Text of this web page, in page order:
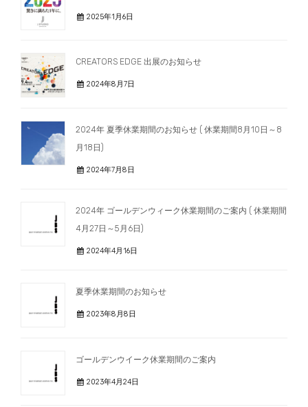
2025年1月6日
CREATORS EDGE 出展のお知らせ
2024年8月7日
2024年 夏季休業期間のお知らせ ( 休業期間8月10日～8
月18日)
2024年7月8日
2024年 ゴールデンウィーク休業期間のご案内 ( 休業期間
4月27日～5月6日)
2024年4月16日
夏季休業期間のお知らせ
2023年8月8日
ゴールデンウイーク休業期間のご案内
2023年4月24日